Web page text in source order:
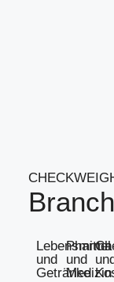
Lebensmittel
und
Getränke
Pharma
und
Medizin